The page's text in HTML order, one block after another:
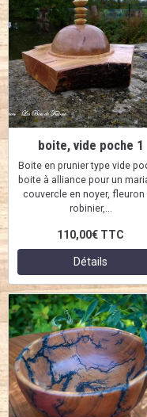
boite, vide poche 1
Boite en prunier type vide
boite à alliance pour un
couvercle en noyer, fleuron
robinier,...
110,00€ TTC
Détails